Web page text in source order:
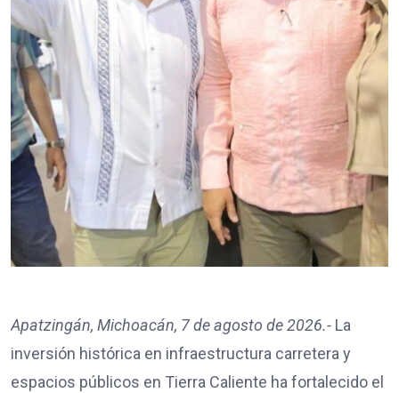
Apatzingán, Michoacán, 7 de agosto de 2026.- La
inversión histórica en infraestructura carretera y
espacios públicos en Tierra Caliente ha fortalecido el